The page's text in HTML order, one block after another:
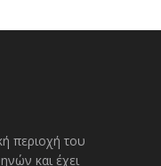
περιοχή του
και έχει